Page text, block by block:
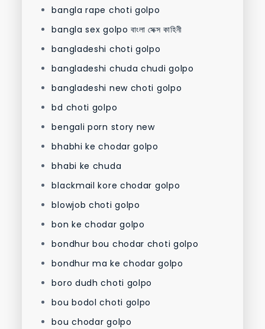
bangla rape choti golpo
bangla sex golpo বাংলা সেক্স কাহিনী
bangladeshi choti golpo
bangladeshi chuda chudi golpo
bangladeshi new choti golpo
bd choti golpo
bengali porn story new
bhabhi ke chodar golpo
bhabi ke chuda
blackmail kore chodar golpo
blowjob choti golpo
bon ke chodar golpo
bondhur bou chodar choti golpo
bondhur ma ke chodar golpo
boro dudh choti golpo
bou bodol choti golpo
bou chodar golpo